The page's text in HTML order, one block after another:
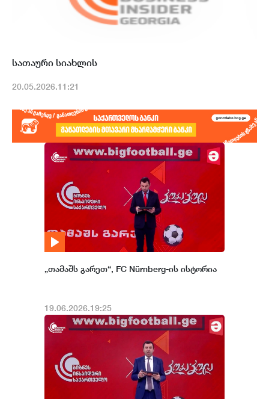
„თამაშს გარეთ“, FC Nürnberg-ის ისტორია
19.06.2026.19:25
სათაური სიახლის
20.05.2026.11:21